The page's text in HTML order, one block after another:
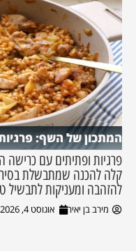
המתכון של השף:
פרגיות ופתיתים עם
קלה להכנה שמתבשלת
להזהבה ומעניקות לתבשיל
מירב בן יאיר אוגוסט 4, 2026